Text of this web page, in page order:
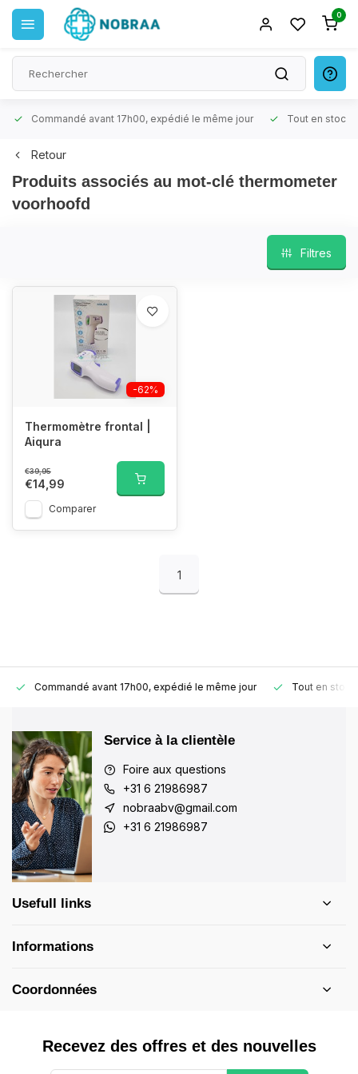
0
Commandé avant 17h00, expédié le même jour Tout en stock
Retour
Produits associés au mot-clé thermometer
voorhoofd
Filtres
-62%
Thermomètre frontal |
Aiqura
€39,95
€14,99
Comparer
1
Commandé avant 17h00, expédié le même jour Tout en stock
Service à la clientèle
Foire aux questions
+31 6 21986987
nobraabv@gmail.com
+31 6 21986987
Usefull links
Informations
Coordonnées
Recevez des offres et des nouvelles